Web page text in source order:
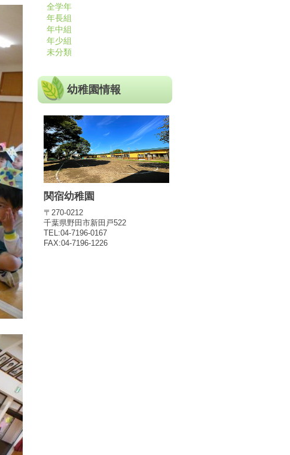
全学年
年長組
年中組
年少組
未分類
幼稚園情報
関宿幼稚園
〒270-0212
千葉県野田市新田戸522
TEL:04-7196-0167
FAX:04-7196-1226